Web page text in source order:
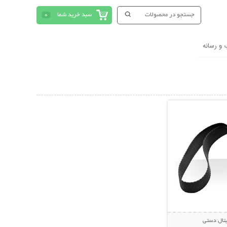
سبد خرید شما 0
و رسانه
دستی